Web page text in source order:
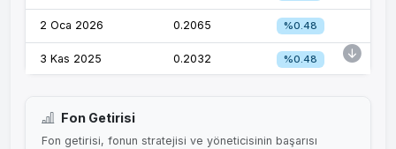
2 Oca 2026 0.2065 %0.48
3 Kas 2025 0.2032 %0.48
2 Tem 2025
Fon Getirisi
Fon getirisi, fonun stratejisi ve yöneticisinin başarısı